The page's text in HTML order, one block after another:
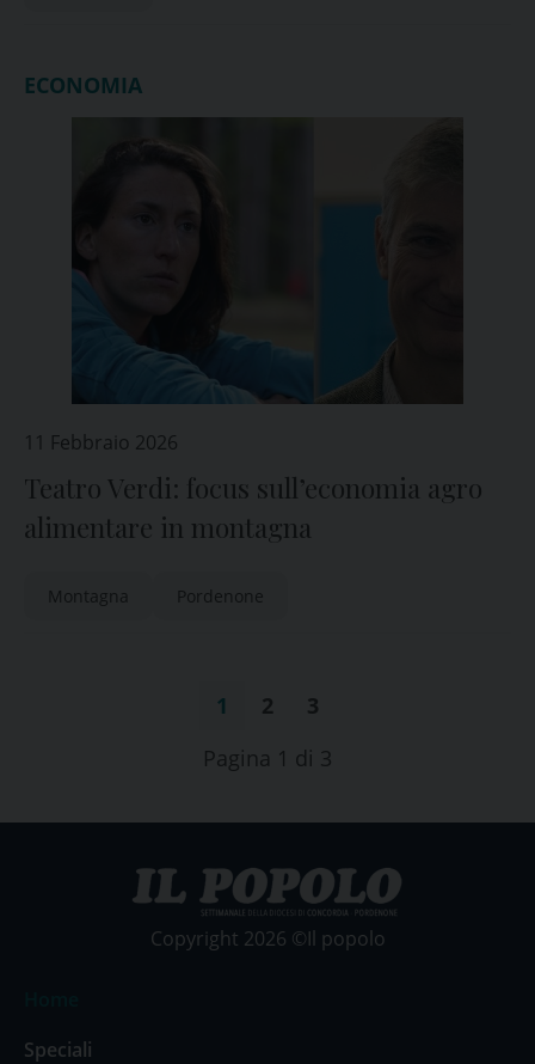
ECONOMIA
11 Febbraio 2026
Teatro Verdi: focus sull’economia agro
alimentare in montagna
Montagna Pordenone
1 2
3
Pagina 1 di 3
Copyright 2026 ©Il popolo
Speciali